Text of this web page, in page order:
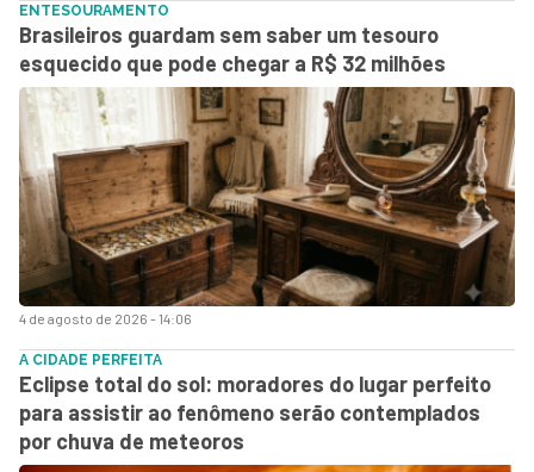
4 de agosto de 2026 - 14:06
ENTESOURAMENTO
Brasileiros guardam sem saber um tesouro
esquecido que pode chegar a R$ 32 milhões
A CIDADE PERFEITA
Eclipse total do sol: moradores do lugar perfeito
para assistir ao fenômeno serão contemplados
por chuva de meteoros